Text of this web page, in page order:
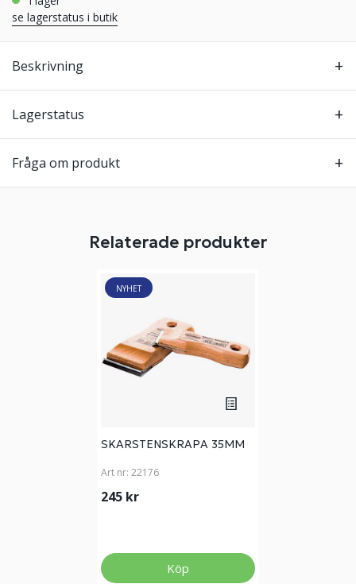
se lagerstatus i butik
Beskrivning
Lagerstatus
Fråga om produkt
Relaterade produkter
NYHET
SKARSTENSKRAPA 35MM
Art nr: 22176
245 kr
Köp